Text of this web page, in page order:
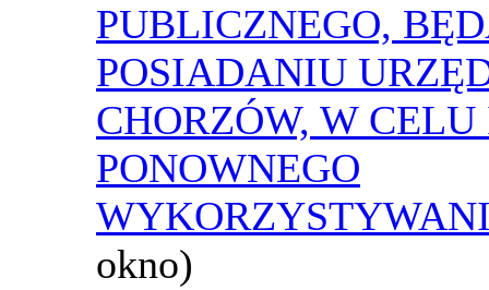
PUBLICZNEGO,
POSIADANIU
CHORZÓW, W
PONOWNEGO
okno)